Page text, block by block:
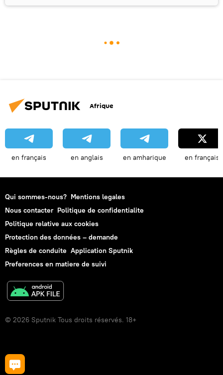
Afrique
en français en anglais en amharique en français
Qui sommes-nous? Mentions legales
Nous contacter Politique de confidentialite
Politique relative aux cookies
Protection des données – demande
Règles de conduite Application Sputnik
Preferences en matiere de suivi
© 2026 Sputnik Tous droits réservés. 18+